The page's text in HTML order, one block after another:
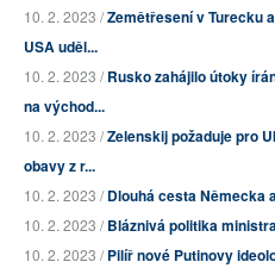
10. 2. 2023 /Zemětřesení v Turecku
USA uděl...
10. 2. 2023 /Rusko zahájilo útoky
na východ...
10. 2. 2023 /Zelenskij požaduje pro
obavy z r...
10. 2. 2023 /Dlouhá cesta Německa
10. 2. 2023 /Bláznivá politika
10. 2. 2023 /Pilíř nové Putinovy